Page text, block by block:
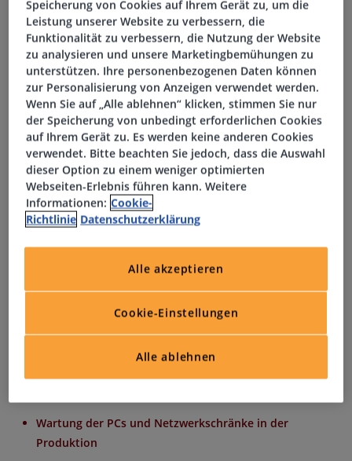
Aufgaben
Verantwortlichkeit für den Anwendersupport bei Hard-
und Softwareproblemen
Mitwirkung an verschiedenen Projekten und
eigenständige Übernahme kleinerer Projektarbeiten
Entgegennahme und Bearbeitung eingehender IT-
Probleme telefonisch, per E-Mail und persönlich,
gefolgt von Analyse und gegebenenfalls Weiterleitung
Administration und Pflege von Stammdaten,
Ansprechpartner für sämtliche auftretenden IT-Fragen
Wartung der PCs und Netzwerkschränke in der
Produktion
Speicherung von Cookies auf Ihrem Gerät zu, um die
Leistung unserer Website zu verbessern, die
Funktionalität zu verbessern, die Nutzung der Website
zu analysieren und unsere Marketingbemühungen zu
unterstützen. Ihre personenbezogenen Daten können
zur Personalisierung von Anzeigen verwendet werden.
Wenn Sie auf „Alle ablehnen“ klicken, stimmen Sie nur
der Speicherung von unbedingt erforderlichen Cookies
auf Ihrem Gerät zu. Es werden keine anderen Cookies
verwendet. Bitte beachten Sie jedoch, dass die Auswahl
dieser Option zu einem weniger optimierten
Webseiten-Erlebnis führen kann. Weitere
Informationen: Cookie-
Richtlinie Datenschutzerklärung
Cookie-Einstellungen
Alle ablehnen
Alle akzeptieren